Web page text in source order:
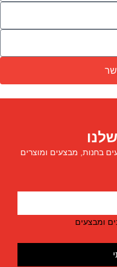
בחנות, מבצעים ומוצרים
ומבצעים